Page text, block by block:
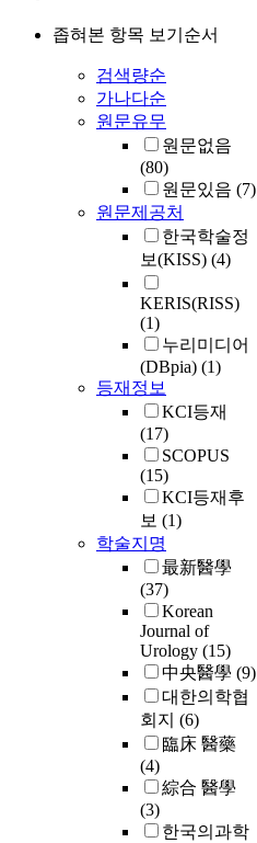
좁혀본 항목 보기순서
검색량순
가나다순
원문유무
원문없음
(80)
원문있음 (7)
원문제공처
한국학술정
보(KISS) (4)
KERIS(RISS)
(1)
누리미디어
(DBpia) (1)
등재정보
KCI등재
(17)
SCOPUS
(15)
KCI등재후
보 (1)
학술지명
最新醫學
(37)
Korean
Journal of
Urology (15)
中央醫學 (9)
대한의학협
회지 (6)
臨床 醫藥
(4)
綜合 醫學
(3)
한국의과학